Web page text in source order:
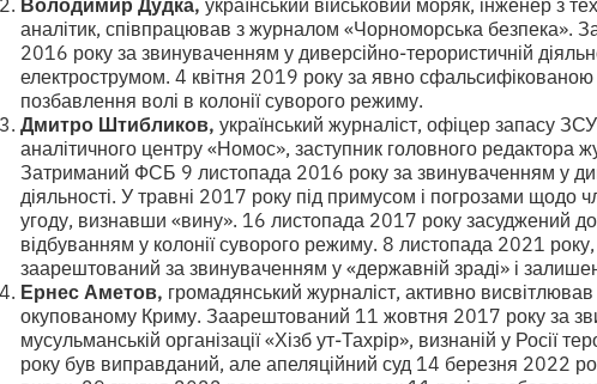
аналітик, співпрацював з журналом «Чорноморська безпека».
2016 року за звинуваченням у диверсійно-терористичній
електрострумом. 4 квітня 2019 року за явно
позбавлення волі в колонії суворого режиму.
Дмитро Штибликов, український журналіст, офіцер запасу
аналітичного центру «Номос», заступник головного редактора
Затриманий ФСБ 9 листопада 2016 року за звинуваченням у
діяльності. У травні 2017 року під примусом і погрозами щодо
угоду, визнавши «вину». 16 листопада 2017 року засуджений
відбуванням у колонії суворого режиму. 8 листопада 2021
заарештований за звинуваченням у «державній зраді» і
Ернес Аметов, громадянський журналіст, активно
окупованому Криму. Заарештований 11 жовтня 2017 року за
мусульманській організації «Хізб ут-Тахрір», визнаній у Росії
року був виправданий, але апеляційний суд 14 березня 2022